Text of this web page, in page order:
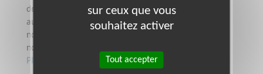
de 60000 bénévoles s'engagent en France
aux côtés des personnes défavorisées et
non à leur place.En les impliquant dans
nos actions, en...
Plus sur cette association
sur ceux que vous
souhaitez activer
Tout accepter